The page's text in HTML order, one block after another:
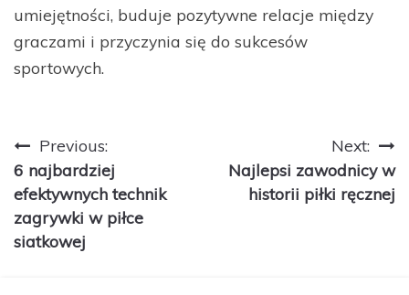
umiejętności, buduje pozytywne relacje między
graczami i przyczynia się do sukcesów
sportowych.
Nawigacja
wpisu
Previous:
6 najbardziej
efektywnych technik
zagrywki w piłce
siatkowej
Next:
Najlepsi zawodnicy w
historii piłki ręcznej